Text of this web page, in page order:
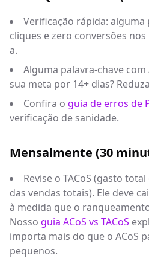
Verificação rápida: alguma
cliques e zero conversões
a.
Alguma palavra-chave com
sua meta por 14+ dias?
Confira o guia de erros de
verificação de sanidade.
Mensalmente (30
Revise o TACoS (gasto
das vendas totais). Ele deve
à medida que o
Nosso guia ACoS vs TACoS
importa mais do que o ACoS
pequenos.